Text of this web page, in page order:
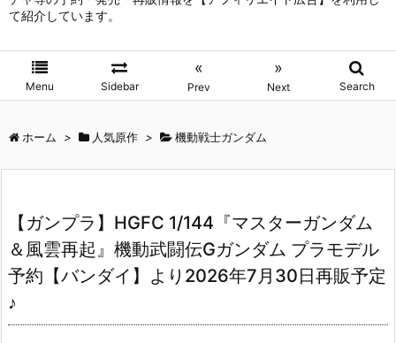
て紹介しています。
Menu Sidebar
«
Prev
»
Next Search
ホーム > 人気原作 > 機動戦士ガンダム
【ガンプラ】HGFC 1/144『マスターガンダム
＆風雲再起』機動武闘伝Gガンダム プラモデル
予約【バンダイ】より2026年7月30日再販予定
♪